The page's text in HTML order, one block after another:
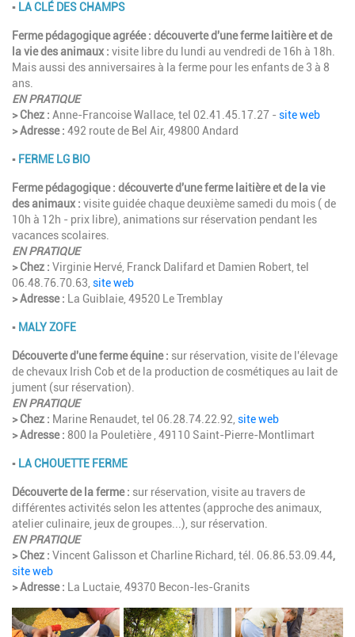
▪︎ LA CLÉ DES CHAMPS
Ferme pédagogique agréée : découverte d'une ferme laitière et de
la vie des animaux : visite libre du lundi au vendredi de 16h à 18h.
Mais aussi des anniversaires à la ferme pour les enfants de 3 à 8
ans.
EN PRATIQUE
> Chez : Anne-Francoise Wallace, tel 02.41.45.17.27 - site web
> Adresse : 492 route de Bel Air, 49800 Andard
▪︎ FERME LG BIO
Ferme pédagogique : découverte d'une ferme laitière et de la vie
des animaux : visite guidée chaque deuxième samedi du mois ( de
10h à 12h - prix libre), animations sur réservation pendant les
vacances scolaires.
EN PRATIQUE
> Chez : Virginie Hervé, Franck Dalifard et Damien Robert, tel
06.48.76.70.63, site web
> Adresse : La Guiblaie, 49520 Le Tremblay
▪︎ MALY ZOFE
Découverte d'une ferme équine : sur réservation, visitede l'élevage
de chevaux Irish Cob et de la production de cosmétiques au lait de
jument (sur réservation).
EN PRATIQUE
> Chez : Marine Renaudet, tel 06.28.74.22.92, site web
> Adresse : 800 la Pouletière , 49110 Saint-Pierre-Montlimart
▪︎ LA CHOUETTE FERME
Découverte de la ferme : sur réservation, visite au travers de
différentes activités selon les attentes (approche des animaux,
atelier culinaire, jeux de groupes...), sur réservation.
EN PRATIQUE
> Chez : Vincent Galisson et Charline Richard, tél. 06.86.53.09.44,
site web
> Adresse :
La Luctaie, 49370 Becon-les-Granits